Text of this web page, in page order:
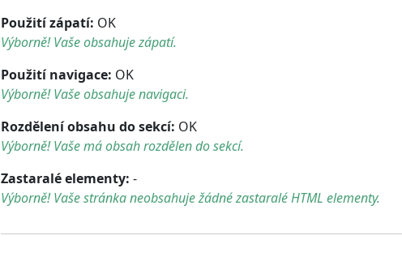
Použití zápatí: OK
Výborně! Vaše obsahuje zápatí.
Použití navigace: OK
Výborně! Vaše obsahuje navigaci.
Rozdělení obsahu do sekcí: OK
Výborně! Vaše má obsah rozdělen do sekcí.
Zastaralé elementy: -
Výborně! Vaše stránka neobsahuje žádné zastaralé HTML elementy.